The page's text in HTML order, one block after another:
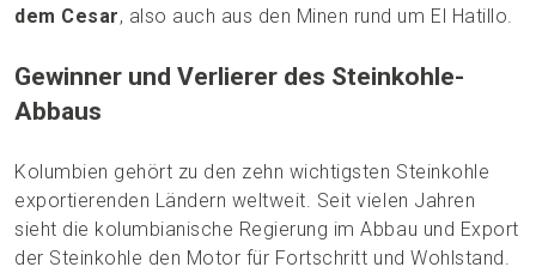
dem Cesar, also auch aus den Minen rund um El Hatillo.
Gewinner und Verlierer des Steinkohle-
Abbaus
Kolumbien gehört zu den zehn wichtigsten Steinkohle
exportierenden Ländern weltweit. Seit vielen Jahren
sieht die kolumbianische Regierung im Abbau und Export
der Steinkohle den Motor für Fortschritt und Wohlstand.